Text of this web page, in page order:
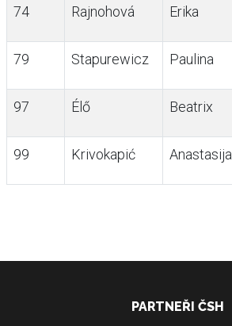
74 Rajnohová Erika
79 Stapurewicz Paulina
97 Élő Beatrix
99 Krivokapić Anastasija
PARTNEŘI ČSH